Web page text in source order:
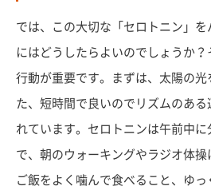
では、この大切な「セロトニン」
にはどうしたらよいのでしょうか
行動が重要です。まずは、太陽の
た、短時間で良いのでリズムのあ
れています。セロトニンは午前中
で、朝のウォーキングやラジオ体操
ご飯をよく噛んで食べること、ゆ